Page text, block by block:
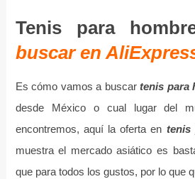
Tenis para
buscar en
Es cómo vamos a buscartenis para
desde México o cual lugar del
encontremos, aquí la oferta en tenis
muestra el mercado asiático es
que para todos los gustos, por lo que